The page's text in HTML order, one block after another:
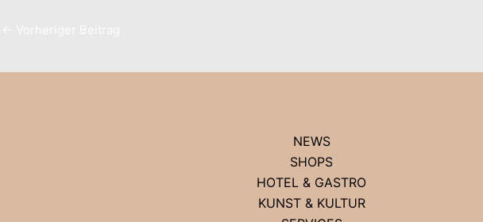
NEWS
SHOPS
HOTEL & GASTRO
KUNST & KULTUR